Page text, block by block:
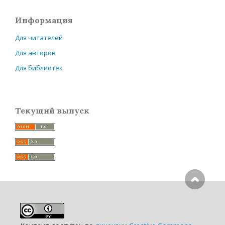
Информация
Для читателей
Для авторов
Для библиотек
Текущий выпуск